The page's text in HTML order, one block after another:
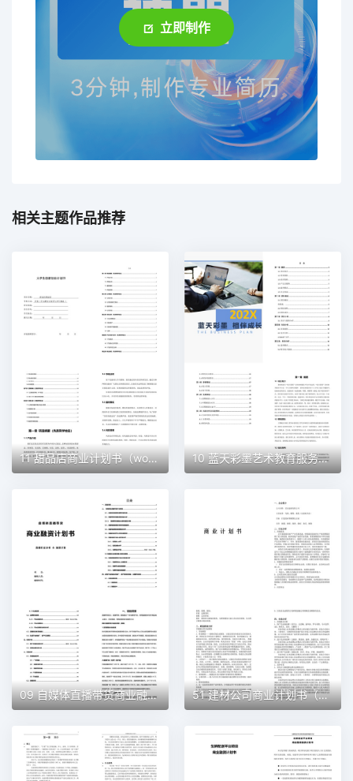
立即制作
相关主题作品推荐
11 甜品店商业计划书（word+ppt配套）创业计划书word模板 10 蓝天彩墨艺术教育服务平台商业计划书（word+ppt配套）创业计划书word模板
09 自媒体直播带货商业融资计划书（word+ppt配套）创业计划书word模板 51 建材公司商业计划书（word+ppt配套）创业计划书word模板